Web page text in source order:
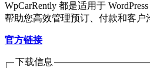
WpCarRently 都是适用于
帮助您高效管理预订、付款和客户
官方链接
下载信息